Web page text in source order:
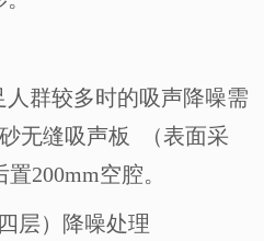
群较多时的吸声降噪需
无缝吸声板
（表面采
置200mm空腔。
层）降噪处理